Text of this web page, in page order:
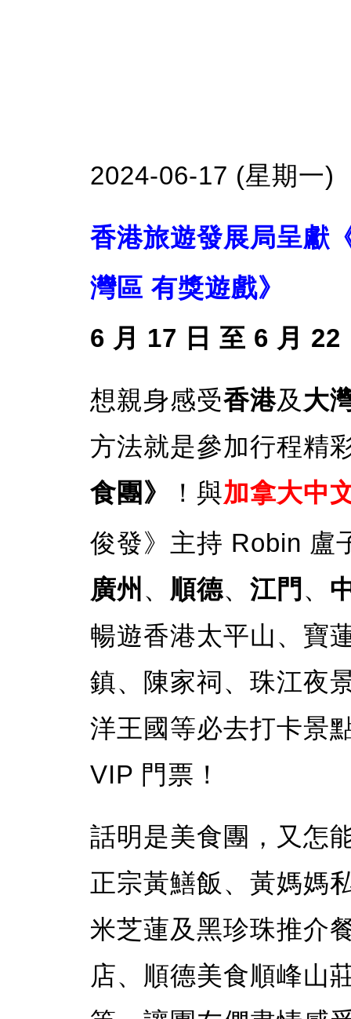
2024-06-17 (星期一)
香港旅遊發展局呈獻
灣區 有獎遊戲》
6 月 17 日 至 6 月 22
想親身感受香港及 大
方法就是參加行程精
食團》
！與加拿大中
俊發》主持 Robin 盧
廣州 、 順德、 江門 、
暢遊香港太平山、寶
鎮、陳家祠、珠江夜
洋王國等必去打卡景
VIP 門票！
話明是美食團，又怎
正宗黃鱔飯、黃媽媽
米芝蓮及黑珍珠推介
店、順德美食順峰山